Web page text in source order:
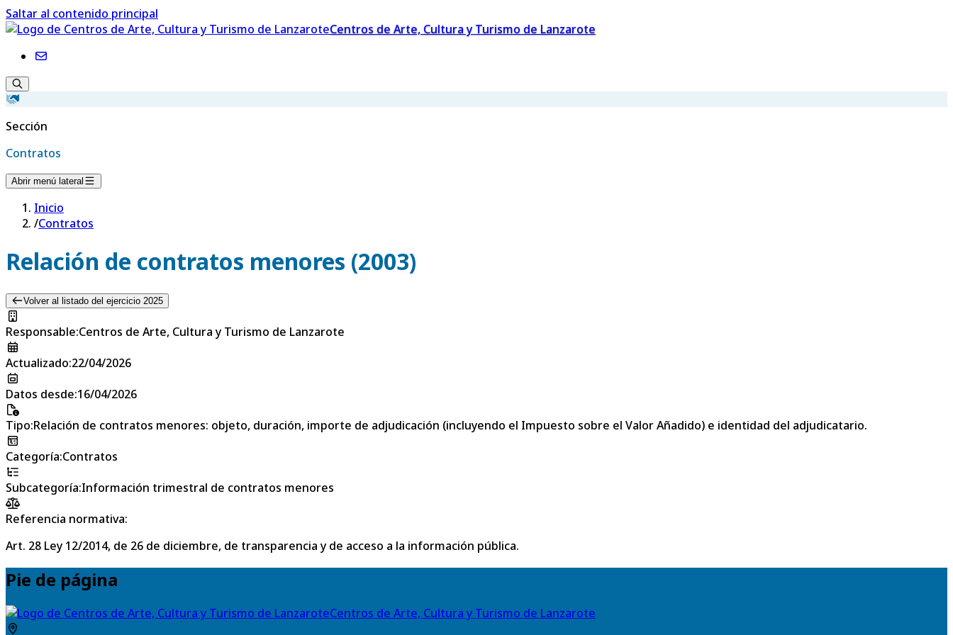
Saltar al contenido principal
Centros de Arte, Cultura y Turismo de Lanzarote
Sección
Contratos
Abrir menú lateral
Inicio
/Contratos
Relación de contratos menores (2003)
Volver al listado del ejercicio 2025
Responsable:Centros de Arte, Cultura y Turismo de Lanzarote
Actualizado:22/04/2026
Datos desde:16/04/2026
Tipo:Relación de contratos menores: objeto, duración, importe de adjudicación (incluyendo el Impuesto sobre el Valor Añadido) e identidad del adjudicatario.
Categoría:Contratos
Subcategoría:Información trimestral de contratos menores
Referencia normativa:
Art. 28 Ley 12/2014, de 26 de diciembre, de transparencia y de acceso a la información pública.
Pie de página
Centros de Arte, Cultura y Turismo de Lanzarote